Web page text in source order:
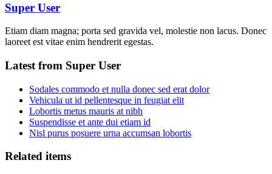
Super User
Etiam diam magna; porta sed gravida vel, molestie non lacus. Donec
laoreet est vitae enim hendrerit egestas.
Latest from Super User
Sodales commodo et nulla donec sed erat dolor
Vehicula ut id pellentesque in feugiat elit
Lobortis metus mauris at nibh
Suspendisse et ante dui etiam id
Nisl purus posuere urna accumsan lobortis
Related items